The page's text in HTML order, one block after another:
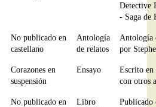
Detective
- Saga de
No publicado en
castellano
Antología
de relatos
Antología
por
Corazones en
suspensión
Ensayo
Escrito en
con otros
No publicado en
Libro
Publicado